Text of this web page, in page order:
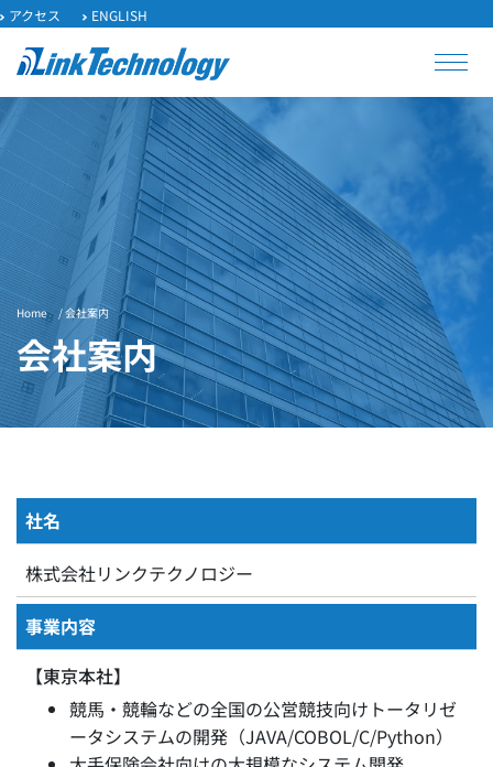
アクセス ENGLISH
Home / 会社案内
会社案内
社名
株式会社リンクテクノロジー
事業内容
【東京本社】
競馬・競輪などの全国の公営競技向けトータリゼ
ータシステムの開発（JAVA/COBOL/C/Python）